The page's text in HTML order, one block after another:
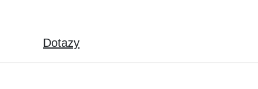
Dotazy